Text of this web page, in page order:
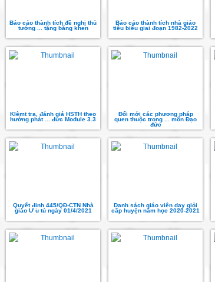
Báo cáo thành tích đề nghị thủ
tướng ... tặng bằng khen
Báo cáo thành tích nhà giáo
tiêu biểu giai đoạn 1982-2022
KIêmt tra, đánh giá HSTH theo
hướng phát ... đức Module 3.3
Đổi mới các phương pháp
quen thuộc trong ... môn Đạo
đức
Quyết định 445/QĐ-CTN Nhà
giáo Ư u tú ngày 01/4/2021
Danh sách giáo viên dạy giỏi
cấp huyện năm học 2020-2021